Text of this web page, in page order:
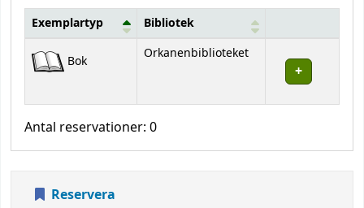
Bestånd
Exemplartyp Bibliotek
Bok Orkanenbiblioteket
Antal reservationer: 0
Reservera